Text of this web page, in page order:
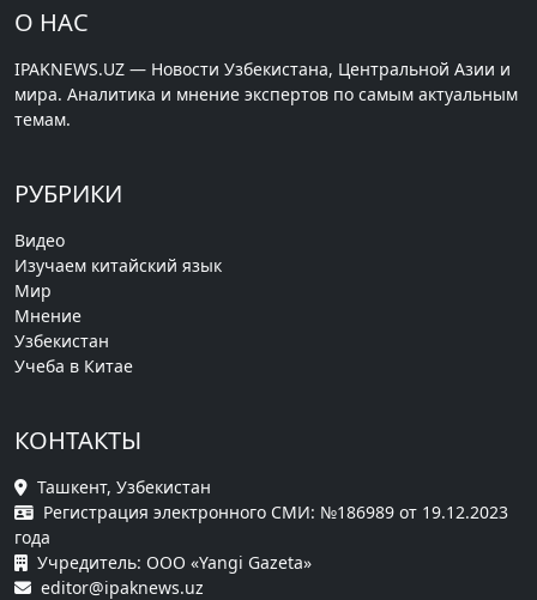
О НАС
IPAKNEWS.UZ — Новости Узбекистана, Центральной Азии и
мира. Аналитика и мнение экспертов по самым актуальным
темам.
РУБРИКИ
Видео
Изучаем китайский язык
Мир
Мнение
Узбекистан
Учеба в Китае
КОНТАКТЫ
Ташкент, Узбекистан
Регистрация электронного СМИ: №186989 от 19.12.2023
года
Учредитель: ООО «Yangi Gazeta»
editor@ipaknews.uz